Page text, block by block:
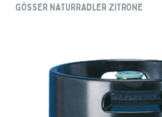
GÖSSER NATURRADLER ZITRONE